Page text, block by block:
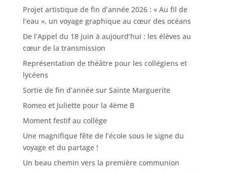
Projet artistique de fin d’année 2026 : « Au fil de
l’eau », un voyage graphique au cœur des océans
De l’Appel du 18 juin à aujourd’hui : les élèves au
cœur de la transmission
Représentation de théâtre pour les collégiens et
lycéens
Sortie de fin d’année sur Sainte Marguerite
Romeo et Juliette pour la 4ème B
Moment festif au collège
Une magnifique fête de l’école sous le signe du
voyage et du partage !
Un beau chemin vers la première communion